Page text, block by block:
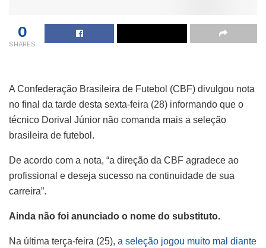
0
SHARES
A Confederação Brasileira de Futebol (CBF) divulgou nota
no final da tarde desta sexta-feira (28) informando que o
técnico Dorival Júnior não comanda mais a seleção
brasileira de futebol.
De acordo com a nota, “a direção da CBF agradece ao
profissional e deseja sucesso na continuidade de sua
carreira”.
Ainda não foi anunciado o nome do substituto.
Na última terça-feira (25), a seleção jogou muito mal diante